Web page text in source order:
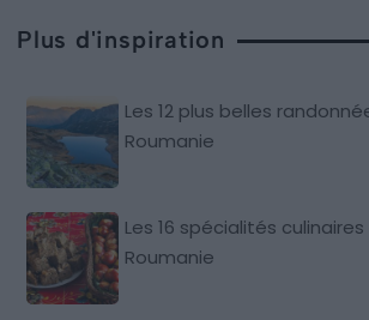
Plus d'inspiration
Les 12 plus belles
Roumanie
Les 16 spécialités
Roumanie